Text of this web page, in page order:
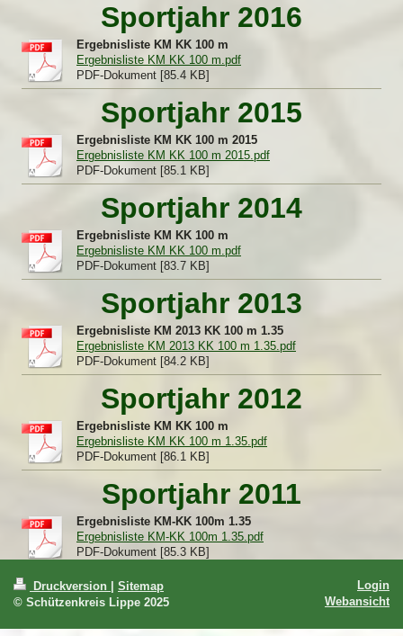
Sportjahr 2016
Ergebnisliste KM KK 100 m
Ergebnisliste KM KK 100 m.pdf
PDF-Dokument [85.4 KB]
Sportjahr 2015
Ergebnisliste KM KK 100 m 2015
Ergebnisliste KM KK 100 m 2015.pdf
PDF-Dokument [85.1 KB]
Sportjahr 2014
Ergebnisliste KM KK 100 m
Ergebnisliste KM KK 100 m.pdf
PDF-Dokument [83.7 KB]
Sportjahr 2013
Ergebnisliste KM 2013 KK 100 m 1.35
Ergebnisliste KM 2013 KK 100 m 1.35.pdf
PDF-Dokument [84.2 KB]
Sportjahr 2012
Ergebnisliste KM KK 100 m
Ergebnisliste KM KK 100 m 1.35.pdf
PDF-Dokument [86.1 KB]
Sportjahr 2011
Ergebnisliste KM-KK 100m 1.35
Ergebnisliste KM-KK 100m 1.35.pdf
PDF-Dokument [85.3 KB]
Druckversion
Sitemap
© Schützenkreis Lippe 2025
Login
Webansicht